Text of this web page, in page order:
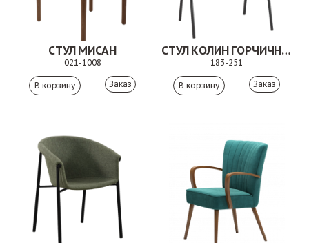
СТУЛ МИСАН
021-1008
Заказ
СТУЛ КОЛИН ГОРЧИЧНЫЙ
183-251
Заказ